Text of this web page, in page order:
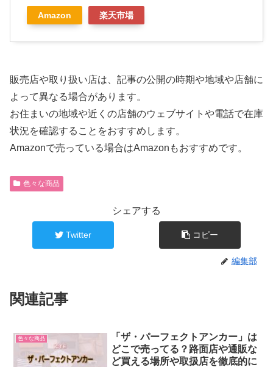
Amazon 楽天市場
販売店や取り扱い店は、記事の公開の時期や地域や店舗に
よって異なる場合があります。
お住まいの地域や近くの店舗のウェブサイトや電話で在庫
状況を確認することをおすすめします。
Amazonで売っている場合はAmazonもおすすめです。
色々な商品
シェアする
Twitter コピー
編集部
関連記事
色々な商品
「ザ・パーフェクトアンカー」は
どこで売ってる？路面店や通販な
ど買える場所や取扱店を徹底的に